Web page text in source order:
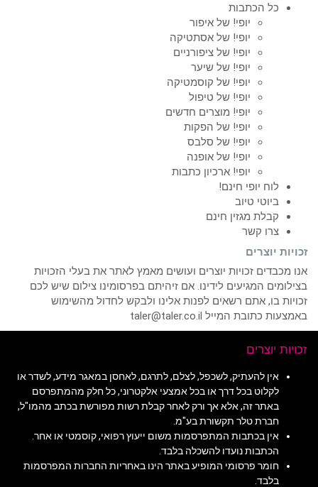
כל הכתבות
יופי! של איפור
יופי! של אסתטיקה
יופי! של ציפורניים
יופי! של שיער
יופי! של קוסמטיקה
יופי! של טיפול
יופי! מוצרים חדשים
יופי! של הפקות
יופי! של סלבס
יופי! של אופנה
יופי! ארכיון כתבות
לוח יופי חינם!
ביוטי טיוב
קבלת מגזין חינם
צרו קשר
זכויות יוצרים
אנו מכבדים זכויות יוצרים ועושים מאמץ לאתר את בעלי הזכויות
בצילומים המגיעים לידינו. אם זיהיתם בפרסומינו צילום שיש לכם
זכויות בו, אתם רשאים לפנות אלינו ולבקש לחדול מהשימוש
באמצעות כתובת המייל taler@taler.co.il
זכויות יוצרים
אין להעתיק, לשכפל, לצלם, לתרגם, לאחסן במאגר מידע, לשדר או
לקלוט בכל דרך או בכל אמצעי אלקטרוני, כל חלק מהמתפרסם
באתר זה, אלא אך ורק לאחר קבלת רשות מפורשת בכתב מהמו"ל,
חברת טלר תקשורת בע"מ.
אין בכתבות המתפרסמות משום ייעוץ רפואי, קוסמטי או אחר.
הכתבות נועדו להשכלה בלבד.
חומר פרסומי המופיע באתר הינו באחריות החברות המפרסמות
בלבד.